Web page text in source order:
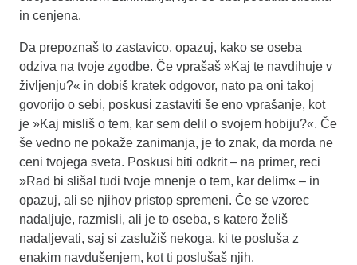
in cenjena.
Da prepoznaš to zastavico, opazuj, kako se oseba
odziva na tvoje zgodbe. Če vprašaš »Kaj te navdihuje v
življenju?« in dobiš kratek odgovor, nato pa oni takoj
govorijo o sebi, poskusi zastaviti še eno vprašanje, kot
je »Kaj misliš o tem, kar sem delil o svojem hobiju?«. Če
še vedno ne pokaže zanimanja, je to znak, da morda ne
ceni tvojega sveta. Poskusi biti odkrit – na primer, reci
»Rad bi slišal tudi tvoje mnenje o tem, kar delim« – in
opazuj, ali se njihov pristop spremeni. Če se vzorec
nadaljuje, razmisli, ali je to oseba, s katero želiš
nadaljevati, saj si zaslužiš nekoga, ki te posluša z
enakim navdušenjem, kot ti poslušaš njih.